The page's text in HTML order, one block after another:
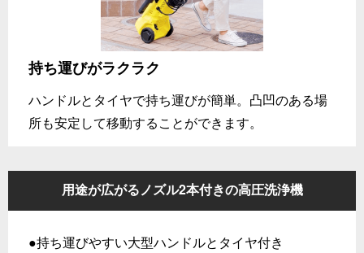
持ち運びがラクラク
ハンドルとタイヤで持ち運びが簡単。凸凹のある場
所も安定して移動することができます。
用途が広がるノズル2本付きの高圧洗浄機
●持ち運びやすい大型ハンドルとタイヤ付き